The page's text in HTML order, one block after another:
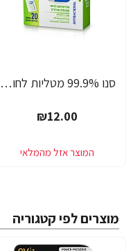
סנו 99.9% מטליות לחות אישיות לחיטוי משטחים ואביזרים - 20 מגבונים
₪12.00
מוצרים לפי קטגוריה